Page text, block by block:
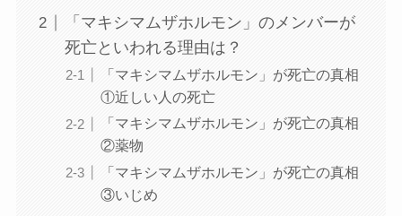
「マキシマムザホルモン」のメンバーが
死亡といわれる理由は？
「マキシマムザホルモン」が死亡の真相
①近しい人の死亡
「マキシマムザホルモン」が死亡の真相
②薬物
「マキシマムザホルモン」が死亡の真相
③いじめ